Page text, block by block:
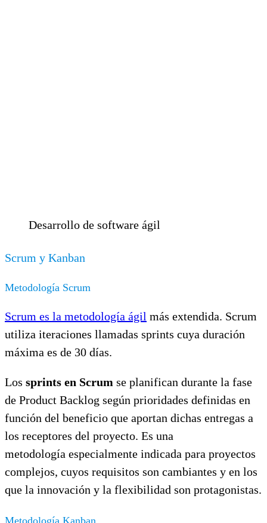
Desarrollo de software ágil
Scrum y Kanban
Metodología Scrum
Scrum es la metodología ágil más extendida. Scrum
utiliza iteraciones llamadas sprints cuya duración
máxima es de 30 días.
Los sprints en Scrum se planifican durante la fase
de Product Backlog según prioridades definidas en
función del beneficio que aportan dichas entregas a
los receptores del proyecto. Es una
metodología especialmente indicada para proyectos
complejos, cuyos requisitos son cambiantes y en los
que la innovación y la flexibilidad son protagonistas.
Metodología Kanban